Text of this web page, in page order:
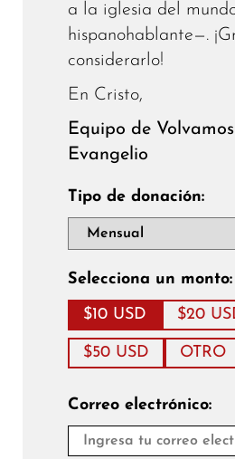
a la iglesia del
hispanohablante—.
considerarlo!
En Cristo,
Equipo de
Evangelio
Tipo de donación:
Selecciona un monto:
$10 USD $20
$50 USD OTRO
Correo electrónico: